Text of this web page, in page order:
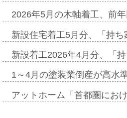
2026年5月の木軸着工、前
新設住宅着工5月分、「持
新設着工2026年4月分、「
1～4月の塗装業倒産が高水
アットホーム「首都圏にお